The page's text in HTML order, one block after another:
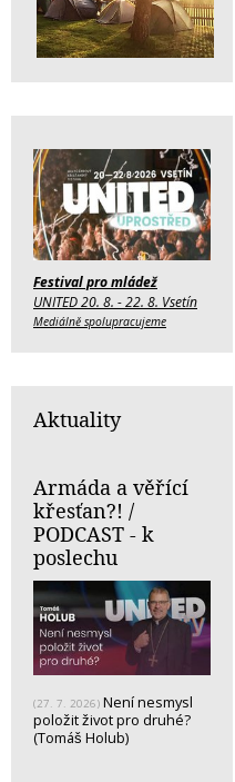
Festival pro mládež
UNITED 20. 8. - 22. 8. Vsetín
Mediálně spolupracujeme
Aktuality
Armáda a věřící
křesťan?! /
PODCAST - k
poslechu
(27. 7. 2026) Není nesmysl
položit život pro druhé?
(Tomáš Holub)